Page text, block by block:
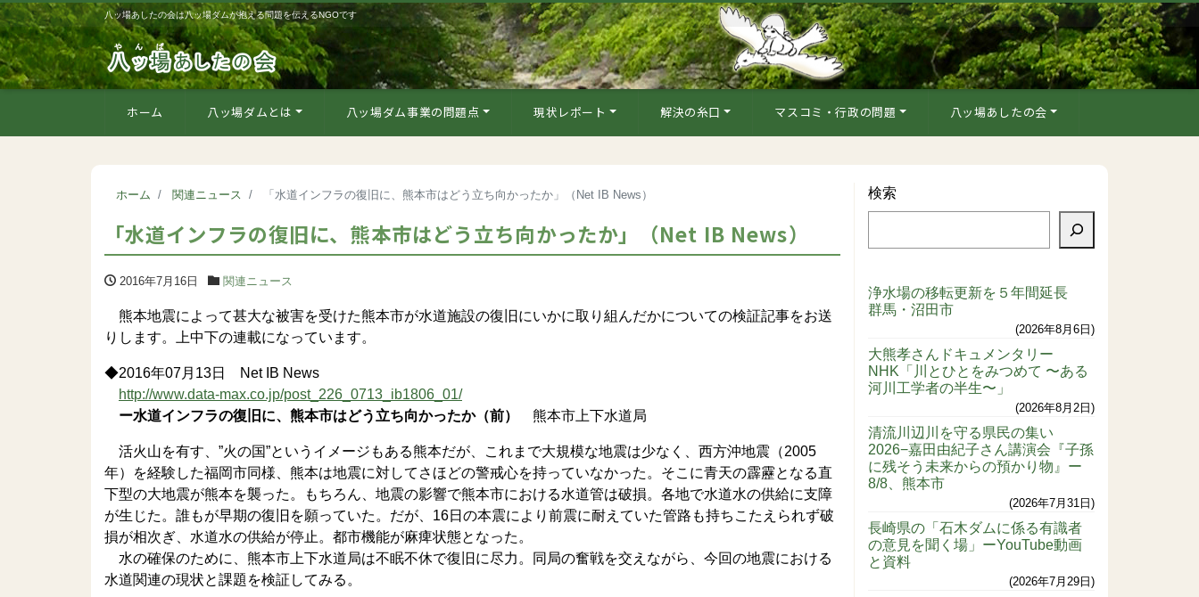
八ッ場あしたの会は八ッ場ダムが抱える問題を伝えるNGOです
ホーム 八ッ場ダムとは 八ッ場ダム事業の問題点 現状レポート 解決の糸口 マスコミ・行政の問題 八ッ場あしたの会
ホーム 関連ニュース 「水道インフラの復旧に、熊本市はどう立ち向かったか」（Net IB News）
「水道インフラの復旧に、熊本市はどう立ち向かったか」（Net IB News）
2016年7月16日 関連ニュース
熊本地震によって甚大な被害を受けた熊本市が水道施設の復旧にいかに取り組んだかについての検証記事をお送
りします。上中下の連載になっています。
◆2016年07月13日 Net IB News
http://www.data-max.co.jp/post_226_0713_ib1806_01/
ー水道インフラの復旧に、熊本市はどう立ち向かったか（前）
熊本市上下水道局
活火山を有す、”火の国”というイメージもある熊本だが、これまで大規模な地震は少なく、西方沖地震（2005
年）を経験した福岡市同様、熊本は地震に対してさほどの警戒心を持っていなかった。そこに青天の霹靂となる直
下型の大地震が熊本を襲った。もちろん、地震の影響で熊本市における水道管は破損。各地で水道水の供給に支障
が生じた。誰もが早期の復旧を願っていた。だが、16日の本震により前震に耐えていた管路も持ちこたえられず破
損が相次ぎ、水道水の供給が停止。都市機能が麻痺状態となった。
水の確保のために、熊本市上下水道局は不眠不休で復旧に尽力。同局の奮戦を交えながら、今回の地震における
水道関連の現状と課題を検証してみる。
検索
浄水場の移転更新を５年間延長
群馬・沼田市
2026年8月6日
大熊孝さんドキュメンタリー
NHK「川とひとをみつめて 〜ある
河川工学者の半生〜」
2026年8月2日
清流川辺川を守る県民の集い
2026−嘉田由紀子さん講演会『子孫
に残そう未来からの預かり物』ー
8/8、熊本市
2026年7月31日
長崎県の「石木ダムに係る有識者
の意見を聞く場」ーYouTube動画
と資料
2026年7月29日